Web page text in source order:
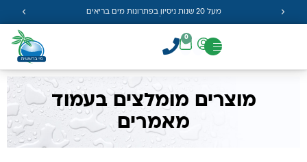
מעל 20 שנות ניסיון בפתרונות מים בריאים
0
מוצרים מומלצים בעמוד
מאמרים